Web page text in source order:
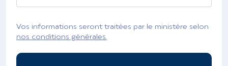
Vos informations seront traitées par le ministère selon
nos conditions générales.